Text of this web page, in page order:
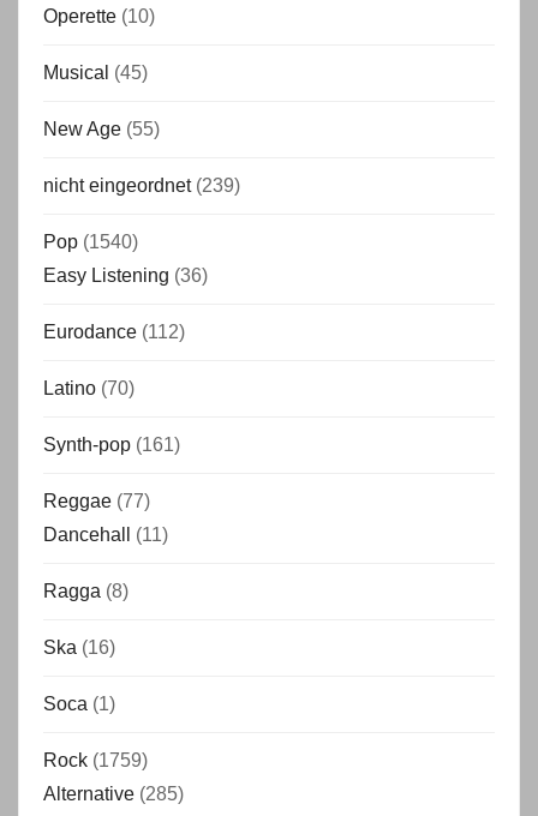
Operette (10)
Musical (45)
New Age (55)
nicht eingeordnet (239)
Pop (1540)
Easy Listening (36)
Eurodance (112)
Latino (70)
Synth-pop (161)
Reggae (77)
Dancehall
(11)
Ragga (8)
Ska (16)
Soca (1)
Rock (1759)
Alternative (285)